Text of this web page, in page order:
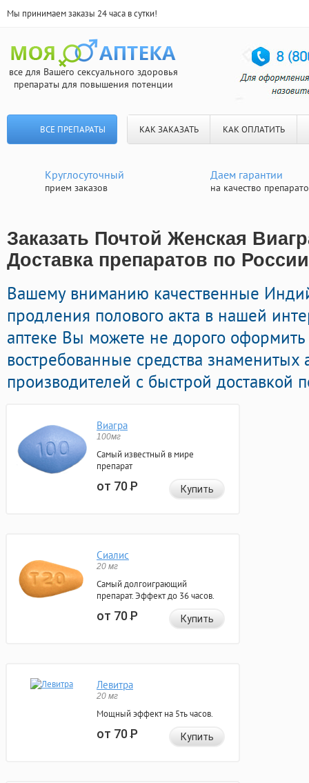
Мы принимаем заказы 24 часа в сутки!
все для Вашего сексуального здоровья
препараты для повышения потенции
ВСЕ ПРЕПАРАТЫ КАК ЗАКАЗАТЬ КАК ОПЛАТИТЬ
Круглосуточный
прием заказов
Даем гарантии
на качество
Заказать Почтой Женская
Доставка препаратов по России
Вашему вниманию качественные
продления полового акта в нашей
аптеке Вы можете не дорого
востребованные средства знаменитых
производителей с быстрой доставкой
Виагра
100мг
Самый известный в мире
препарат
от 70Р Купить
Сиалис
20 мг
Самый долгоиграющий
препарат. Эффект до 36 часов.
от 70Р Купить
Левитра
20 мг
Мощный эффект на 5ть часов.
от 70Р Купить